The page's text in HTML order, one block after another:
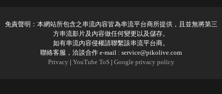
免責聲明：本網站所包含之串流內容皆為串流平台商所提供，且並無將第三
方串流影片及內容做任何變更以及儲存。
如有串流內容侵權請聯繫該串流平台商。
聯絡客服，洽談合作 e-mail : service@pikolive.com
Privacy | YouTube ToS| Google privacy policy